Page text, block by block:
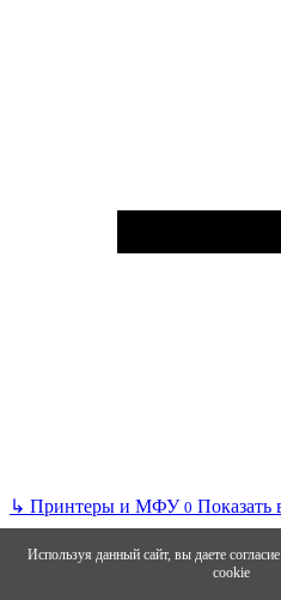
↳ Принтеры и МФУ 0 Показать
Используя данный сайт, вы даете
cookie